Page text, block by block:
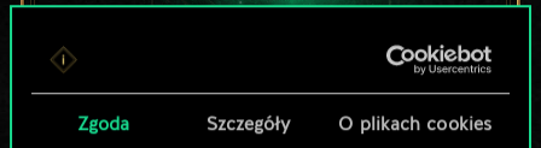
Zgoda Szczegóły O plikach cookies
Lubisz grać tą talią?